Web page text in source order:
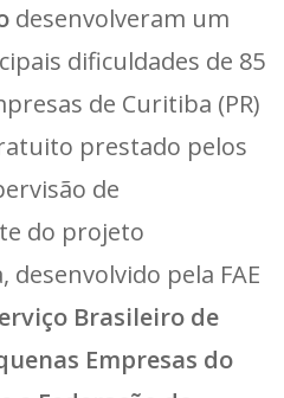
desenvolveram um
dificuldades de 85
de Curitiba (PR)
prestado pelos
de
do projeto
pela FAE
Brasileiro de
Empresas do